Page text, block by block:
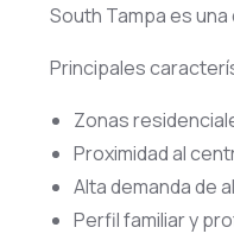
South Tampa es
Principales
Zonas
Proximidad al
Alta demanda de
Perfil familiar y